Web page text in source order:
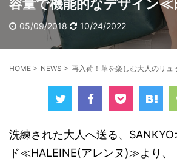
容量で機能的なデザイン≪
05/09/2018 10/24/2022
HOME > NEWS > 再入荷！革を楽しむ大人のリ
洗練された大人へ送る、
ド≪HALEINE(アレンヌ)≫より